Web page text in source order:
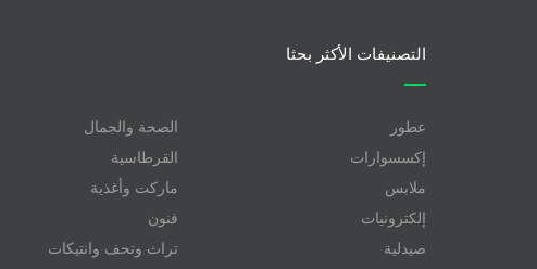
التصنيفات الأكثر بحثا
عطور الصحة والجمال
إكسسوارات
القرطاسية
ملابس
ماركت وأغذية
إلكترونيات
فنون
صيدلية
تراث وتحف وانتيكات